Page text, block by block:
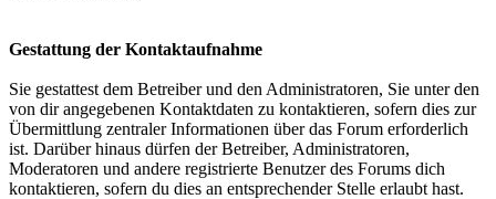
Gestattung der Kontaktaufnahme
Sie gestattest dem Betreiber und den Administratoren, Sie unter den
von dir angegebenen Kontaktdaten zu kontaktieren, sofern dies zur
Übermittlung zentraler Informationen über das Forum erforderlich
ist. Darüber hinaus dürfen der Betreiber, Administratoren,
Moderatoren und andere registrierte Benutzer des Forums dich
kontaktieren, sofern du dies an entsprechender Stelle erlaubt hast.